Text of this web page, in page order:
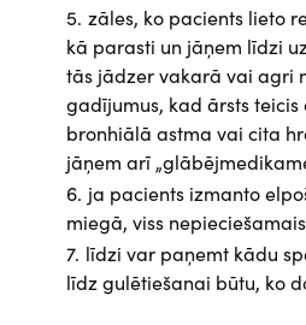
zāles, ko pacients lieto
kā parasti un jāņem līdzi
tās jādzer vakarā vai agri
gadījumus, kad ārsts
bronhiālā astma vai cita
jāņem arī
ja pacients izmanto
miegā, viss
līdzi var paņemt kādu
līdz gulētiešanai būtu, ko